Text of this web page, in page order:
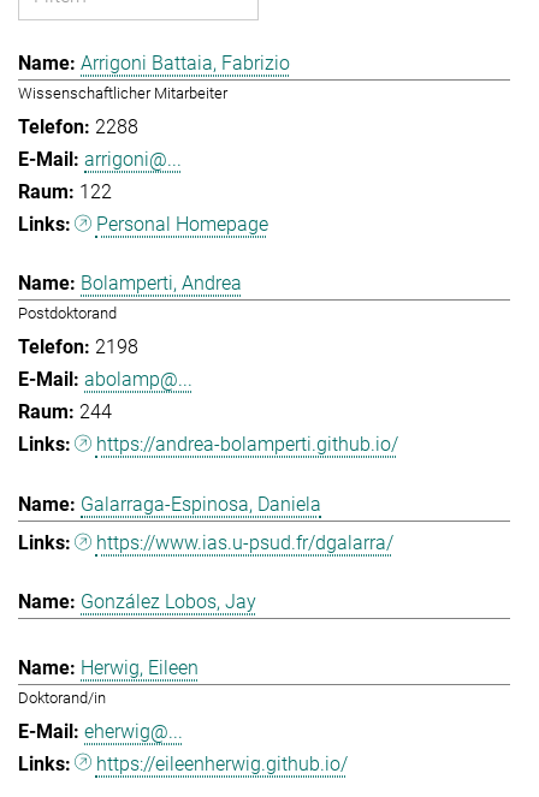
Arrigoni Battaia, Fabrizio
Wissenschaftlicher Mitarbeiter
2288
arrigoni@...
122
Personal Homepage
Bolamperti, Andrea
Postdoktorand
2198
abolamp@...
244
https://andrea-bolamperti.github.io/
Galarraga-Espinosa, Daniela
https://www.ias.u-psud.fr/dgalarra/
González Lobos, Jay
Herwig, Eileen
Doktorand/in
eherwig@...
https://eileenherwig.github.io/